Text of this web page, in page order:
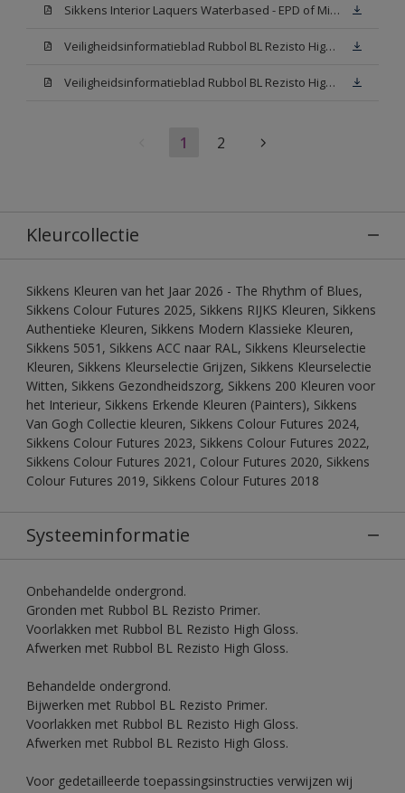
Sikkens Interior Laquers Waterbased - EPD of Milieuproductverklaring
Veiligheidsinformatieblad Rubbol BL Rezisto High Gloss N00 (MSDS)
Veiligheidsinformatieblad Rubbol BL Rezisto High Gloss White (MSDS)
1 2
Kleurcollectie
Sikkens Kleuren van het Jaar 2026 - The Rhythm of Blues,
Sikkens Colour Futures 2025, Sikkens RIJKS Kleuren, Sikkens
Authentieke Kleuren, Sikkens Modern Klassieke Kleuren,
Sikkens 5051, Sikkens ACC naar RAL, Sikkens Kleurselectie
Kleuren, Sikkens Kleurselectie Grijzen, Sikkens Kleurselectie
Witten, Sikkens Gezondheidszorg, Sikkens 200 Kleuren voor
het Interieur, Sikkens Erkende Kleuren (Painters), Sikkens
Van Gogh Collectie kleuren, Sikkens Colour Futures 2024,
Sikkens Colour Futures 2023, Sikkens Colour Futures 2022,
Sikkens Colour Futures 2021, Colour Futures 2020, Sikkens
Colour Futures 2019, Sikkens Colour Futures 2018
Systeeminformatie
Onbehandelde ondergrond.
Gronden met Rubbol BL Rezisto Primer.
Voorlakken met Rubbol BL Rezisto High Gloss.
Afwerken met Rubbol BL Rezisto High Gloss.
Behandelde ondergrond.
Bijwerken met Rubbol BL Rezisto Primer.
Voorlakken met Rubbol BL Rezisto High Gloss.
Afwerken met Rubbol BL Rezisto High Gloss.
Voor gedetailleerde toepassingsinstructies verwijzen wij